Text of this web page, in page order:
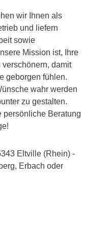
wir Ihnen als
und liefern
sowie
Mission ist, Ihre
damit
geborgen fühlen.
wahr werden
zu gestalten.
persönliche Beratung